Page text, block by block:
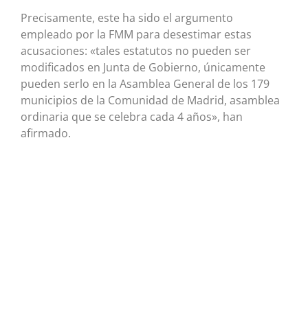
Precisamente, este ha sido el argumento
empleado por la FMM para desestimar estas
acusaciones: «tales estatutos no pueden ser
modificados en Junta de Gobierno, únicamente
pueden serlo en la Asamblea General de los 179
municipios de la Comunidad de Madrid, asamblea
ordinaria que se celebra cada 4 años», han
afirmado.